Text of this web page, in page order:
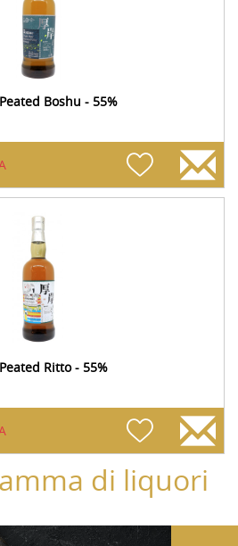
Boshu - 55%
Ritto - 55%
di liquori